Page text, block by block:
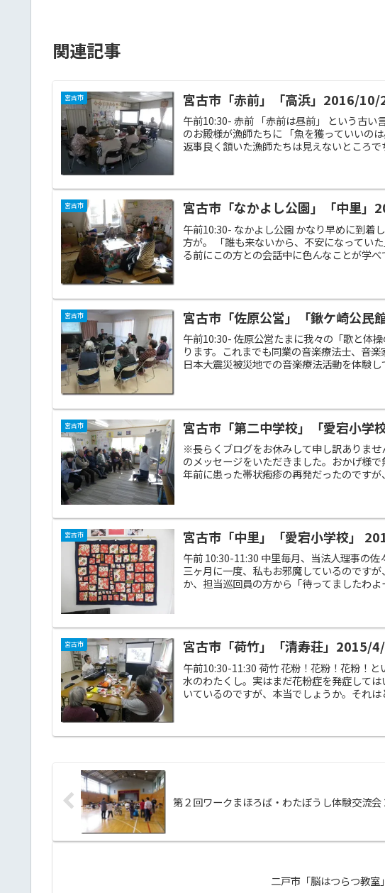
関連記事
宮古市 宮古市「赤前」「高浜」2016/10/
午前10:30- 赤前 「赤前は昼前」 という古い
のお殿様が漁師たちに 「魚を獲っていいの
返事良く頷いた漁師たちは見えないところで
宮古市 宮古市「なかよし公園」「中里」
午前10:30- なかよし公園 かなり早めに到着
方が。 「誰も来ないから、不安になってい
る前にこの方との会話中に色んなことが学べ
宮古市 宮古市「佐原公営」「鍬ケ崎公民
午前10:30- 佐原公営たまに我々の「歌と体
ります。これまでも同業の音楽療法士、音
日本大震災被災地での音楽療法活動を体験
宮古市 宮古市「第二中学校」「愛宕小学
※長らくブログをお休みして申し訳ありま
のメッセージをいただきました。おかげ様
年前に患った帯状疱疹の再発だったのです
宮古市 宮古市「中里」「愛宕小学校」
午前 10:30-11:30 中里毎月、当法人理事の佐
三ヶ月に一度、私もお邪魔しているのです
か、担当巡回員の方から「待ってましたわよ
宮古市 宮古市「荷竹」「清寿荘」2015/
午前10:30-11:30 荷竹 花粉！花粉！花粉！
水のわたくし。実はまだ花粉症を発症して
いているのですが、本当でしょうか。それは
第２回ワークまほろば・わたぼうし体験交流
二戸市「脳はつらつ教